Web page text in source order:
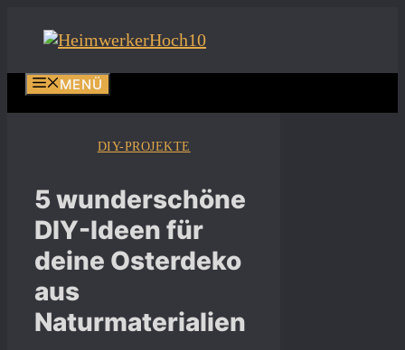
Inhalt
MENÜ
DIY-PROJEKTE
5 wunderschöne
DIY-Ideen für
deine Osterdeko
aus
Naturmaterialien